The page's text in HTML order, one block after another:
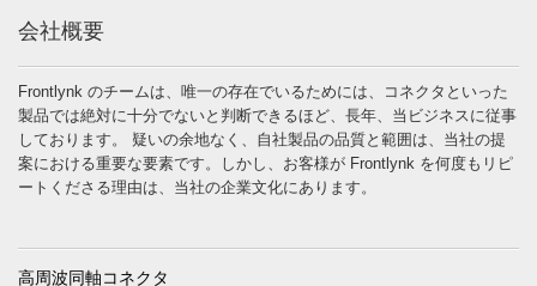
会社概要
Frontlynk のチームは、唯一の存在でいるためには、コネクタといった
製品では絶対に十分でないと判断できるほど、長年、当ビジネスに従事
しております。 疑いの余地なく、自社製品の品質と範囲は、当社の提
案における重要な要素です。しかし、お客様が Frontlynk を何度もリピ
ートくださる理由は、当社の企業文化にあります。
高周波同軸コネクタ